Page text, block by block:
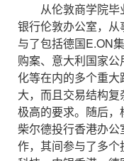
从伦敦商学院毕
银行伦敦办公室，
与了包括德国E.ON
购案、意大利国家
化等在内的多个重
大，而且交易结构
极高的要求。随后
柴尔德投行香港办
作，其间参与了多